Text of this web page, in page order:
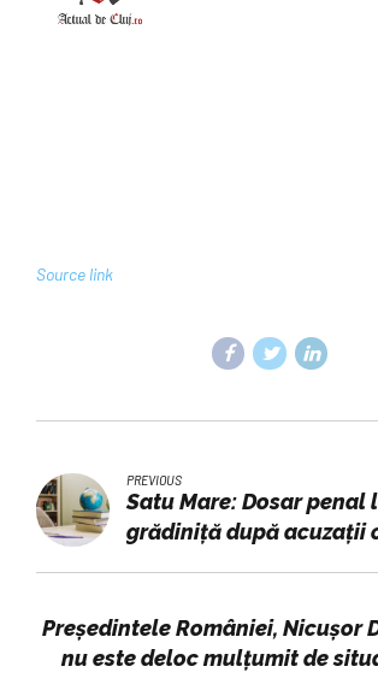
Source link
PREVIOUS
Satu Mare: Dosar penal
grădiniță după acuzații
Președintele României, Nicușor
nu este deloc mulțumit de